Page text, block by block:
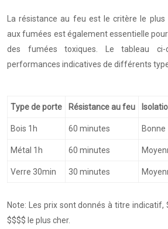
La résistance au feu est le critère le plus
aux fumées est également essentielle
des fumées toxiques. Le tableau ci-
performances indicatives de différents
Type de porte Résistance au feu
Bois 1h 60 minutes Bonne
Métal 1h 60 minutes
Verre 30min 30 minutes
Note: Les prix sont donnés à titre
$$$$ le plus cher.